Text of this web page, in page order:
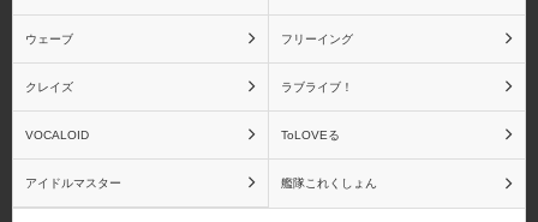
ウェーブ フリーイング
クレイズ ラブライブ！
VOCALOID ToLOVEる
アイドルマスター 艦隊これくしょん